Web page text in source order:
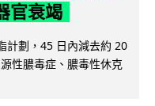
官衰竭
計劃，45 日內減去約 20
性膿毒症、膿毒性休克